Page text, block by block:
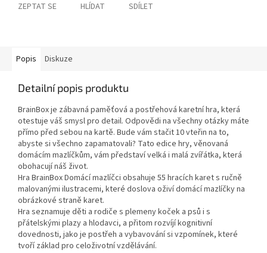
ZEPTAT SE HLÍDAT SDÍLET
Popis Diskuze
Detailní popis produktu
BrainBox je zábavná paměťová a postřehová karetní hra, která
otestuje váš smysl pro detail. Odpovědi na všechny otázky máte
přímo před sebou na kartě. Bude vám stačit 10 vteřin na to,
abyste si všechno zapamatovali? Tato edice hry, věnovaná
domácím mazlíčkům, vám představí velká i malá zvířátka, která
obohacují náš život.
Hra BrainBox Domácí mazlíčci obsahuje 55 hracích karet s ručně
malovanými ilustracemi, které doslova oživí domácí mazlíčky na
obrázkové straně karet.
Hra seznamuje děti a rodiče s plemeny koček a psů i s
přátelskými plazy a hlodavci, a přitom rozvíjí kognitivní
dovednosti, jako je postřeh a vybavování si vzpomínek, které
tvoří základ pro celoživotní vzdělávání.